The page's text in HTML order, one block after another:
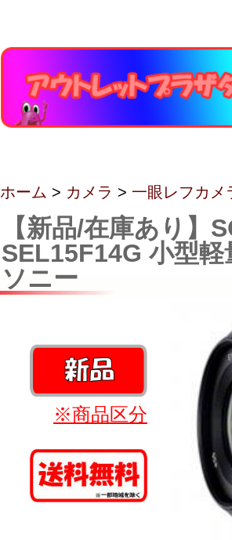
ホーム > カメラ > 一眼レフカメ
【新品/在庫あり】
SEL15F14G 小型
ソニー
※商品区分